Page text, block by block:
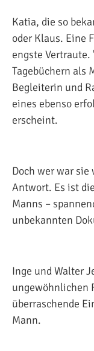
Katia, die so
oder Klaus. Eine
engste Vertraute.
Tagebüchern als
Begleiterin und
eines ebenso
erscheint.
Doch wer war
Antwort. Es ist
Manns –
unbekannten
Inge und Walter
ungewöhnlichen
überraschende
Mann.